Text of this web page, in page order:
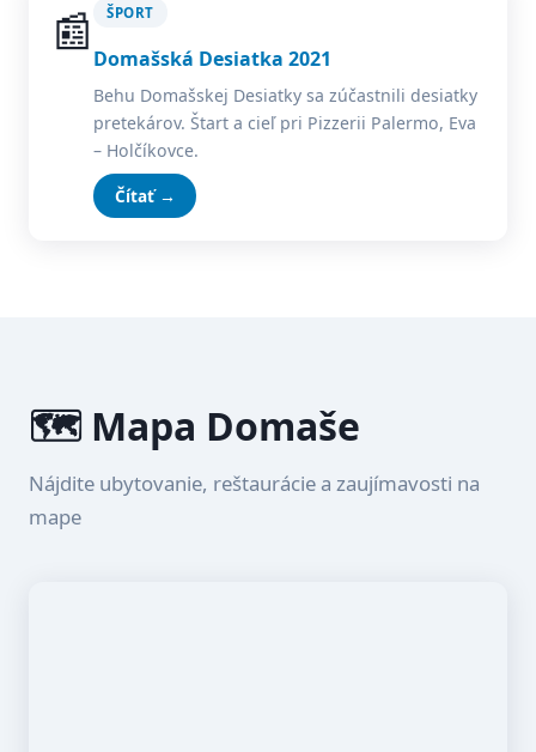
📰 ŠPORT
Domašská Desiatka 2021
Behu Domašskej Desiatky sa zúčastnili desiatky
pretekárov. Štart a cieľ pri Pizzerii Palermo, Eva
– Holčíkovce.
Čítať →
🗺️ Mapa Domaše
Nájdite ubytovanie, reštaurácie a zaujímavosti na
mape